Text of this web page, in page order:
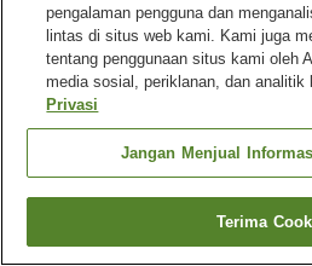
Fasilitas properti
Tempat parkir
Spa / Salon kecantikan
Jepang Yamanashi
Fuji View Hotel
Cari
pengalaman pengguna dan
lintas di situs web kami. Kami juga
tentang penggunaan situs kami oleh
media sosial, periklanan, dan analitik
Privasi
Jangan Menjual
Terima